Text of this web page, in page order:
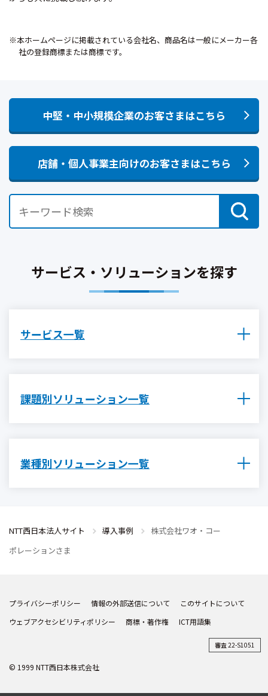
※本ホームページに掲載されている会社名、商品名は一般にメーカー各
社の登録商標または商標です。
中堅・中小規模企業のお客さまはこちら
店舗・個人事業主向けのお客さまはこちら
サービス・ソリューションを探す
サービス一覧
課題別ソリューション一覧
業種別ソリューション一覧
NTT西日本法人サイト 導入事例
株式会社ワオ・コー
ポレーションさま
プライバシーポリシー 情報の外部送信について
このサイトについて
ウェブアクセシビリティポリシー
商標・著作権 ICT用語集
審査 22-S1051
© 1999 NTT西日本株式会社